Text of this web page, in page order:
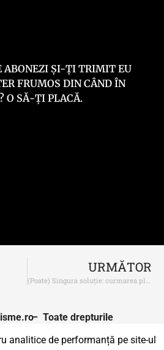
ABONEZI ȘI-ȚI TRIMIT EU
FRUMOS DIN CÂND ÎN
O SĂ-ȚI PLACĂ.
URMĂTOR
(Poate) Singura soluție: curmarea plăcerii
– Toate drepturile
analitice de performanță pe site-ul